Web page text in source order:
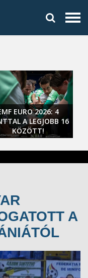
EURO 2026: 4
A LEGJOBB 16
KÖZÖTT!
A